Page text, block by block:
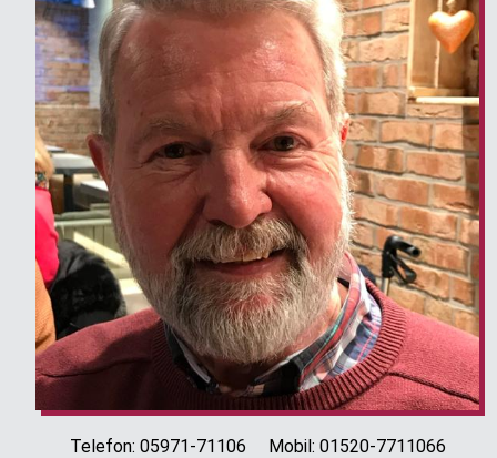
Telefon: 05971-71106 Mobil: 01520-7711066